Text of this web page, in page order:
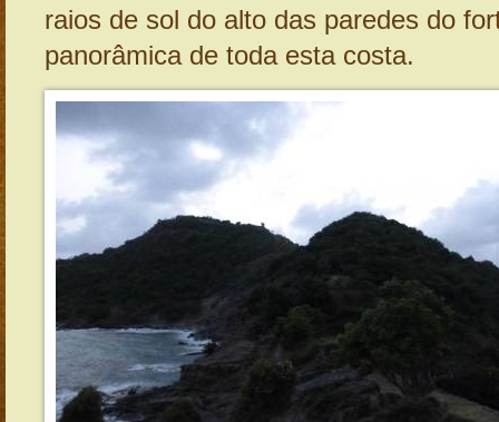
raios de sol do alto das paredes do
panorâmica de toda esta costa.